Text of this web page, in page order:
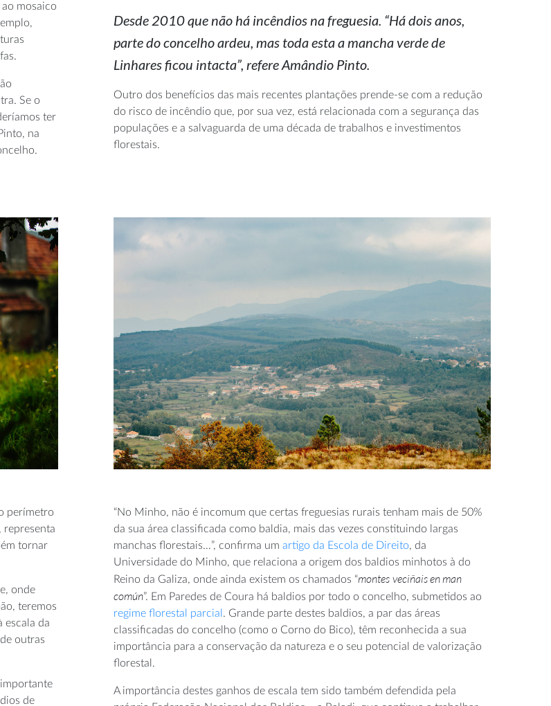
mosaico
Se o
ter
na
Desde 2010 que não há incêndios na freguesia. “Há dois anos,
parte do concelho ardeu, mas toda esta a mancha verde de
Linhares ficou intacta”, refere Amândio Pinto.
Outro dos benefícios das mais recentes plantações prende-se com a redução
do risco de incêndio que, por sua vez, está relacionada com a segurança das
populações e a salvaguarda de uma década de trabalhos e investimentos
florestais.
perímetro
representa
tornar
onde
teremos
escala da
outras
de
“No Minho, não é incomum que certas freguesias rurais tenham mais de 50%
da sua área classificada como baldia, mais das vezes constituindo largas
manchas florestais…”, confirma um artigo da Escola de Direito, da
Universidade do Minho, que relaciona a origem dos baldios minhotos à do
Reino da Galiza, onde ainda existem os chamados “montes veciñais en man
común”. Em Paredes de Coura há baldios por todo o concelho, submetidos ao
regime florestal parcial . Grande parte destes baldios, a par das áreas
classificadas do concelho (como o Corno do Bico), têm reconhecida a sua
importância para a conservação da natureza e o seu potencial de valorização
florestal.
A importância destes ganhos de escala tem sido também defendida pela